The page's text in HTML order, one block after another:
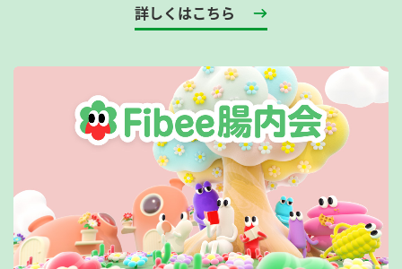
詳しくはこちら